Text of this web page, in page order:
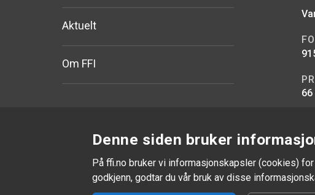
Denne siden bruker
På ffi.no bruker vi informasjonskapsler (cookies)
godkjenn, godtar du vår bruk av disse
Aktuelt
Om FFI
66